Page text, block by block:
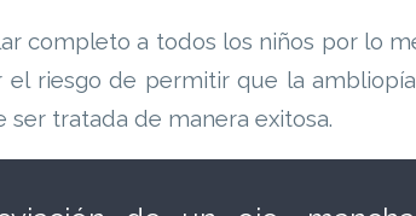
completo a todos los niños por lo
riesgo de permitir que la
tratada de manera exitosa.